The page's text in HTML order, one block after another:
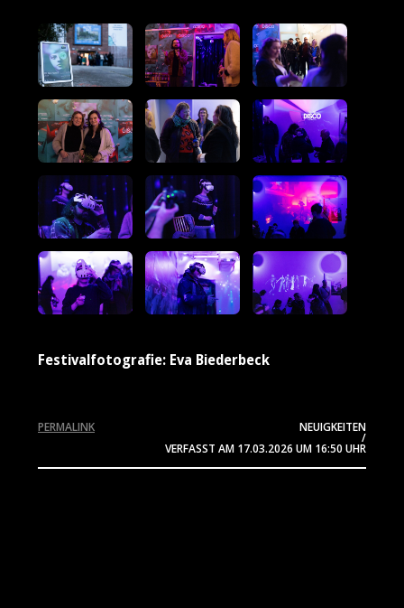
Festivalfotografie: Eva Biederbeck
NEUIGKEITEN
/
VERFASST AM 17.03.2026 UM 16:50 UHR
PERMALINK